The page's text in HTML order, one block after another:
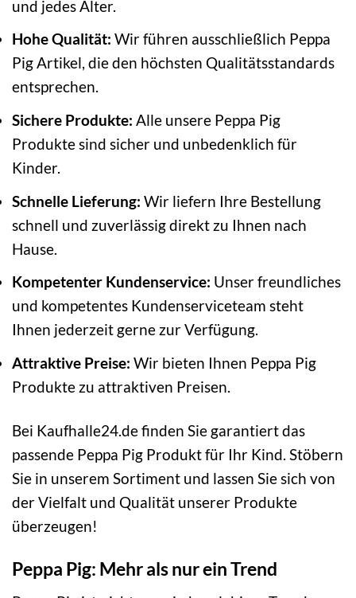
und jedes Alter.
Hohe Qualität: Wir führen ausschließlich Peppa
Pig Artikel, die den höchsten Qualitätsstandards
entsprechen.
Sichere Produkte: Alle unsere Peppa Pig
Produkte sind sicher und unbedenklich für
Kinder.
Schnelle Lieferung: Wir liefern Ihre Bestellung
schnell und zuverlässig direkt zu Ihnen nach
Hause.
Kompetenter Kundenservice: Unser freundliches
und kompetentes Kundenserviceteam steht
Ihnen jederzeit gerne zur Verfügung.
Attraktive Preise: Wir bieten Ihnen Peppa Pig
Produkte zu attraktiven Preisen.
Bei Kaufhalle24.de finden Sie garantiert das
passende Peppa Pig Produkt für Ihr Kind. Stöbern
Sie in unserem Sortiment und lassen Sie sich von
der Vielfalt und Qualität unserer Produkte
überzeugen!
Peppa Pig: Mehr als nur ein Trend